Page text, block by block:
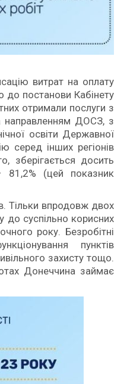
витрат на оплату
до постанови Кабінету
отримали послуги з
направленням ДОСЗ, з
освіти Державної
серед інших регіонів
зберігається досить
81,2% (цей показник
Тільки впродовж двох
до суспільно корисних
року. Безробітні
пунктів
захисту тощо.
Донеччина займає